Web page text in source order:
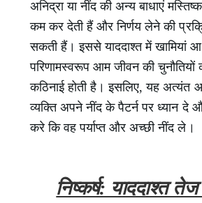
अनिद्रा या नींद की अन्य बाधाएं
कम कर देती हैं और निर्णय लेने की
सकती हैं। इससे याददाश्त में खामियां
परिणामस्वरूप आम जीवन की
कठिनाई होती है। इसलिए, यह अत्यंत
व्यक्ति अपने नींद के पैटर्न पर ध्यान दे
करे कि वह पर्याप्त और अच्छी नींद ले।
निष्कर्ष: याददाश्त